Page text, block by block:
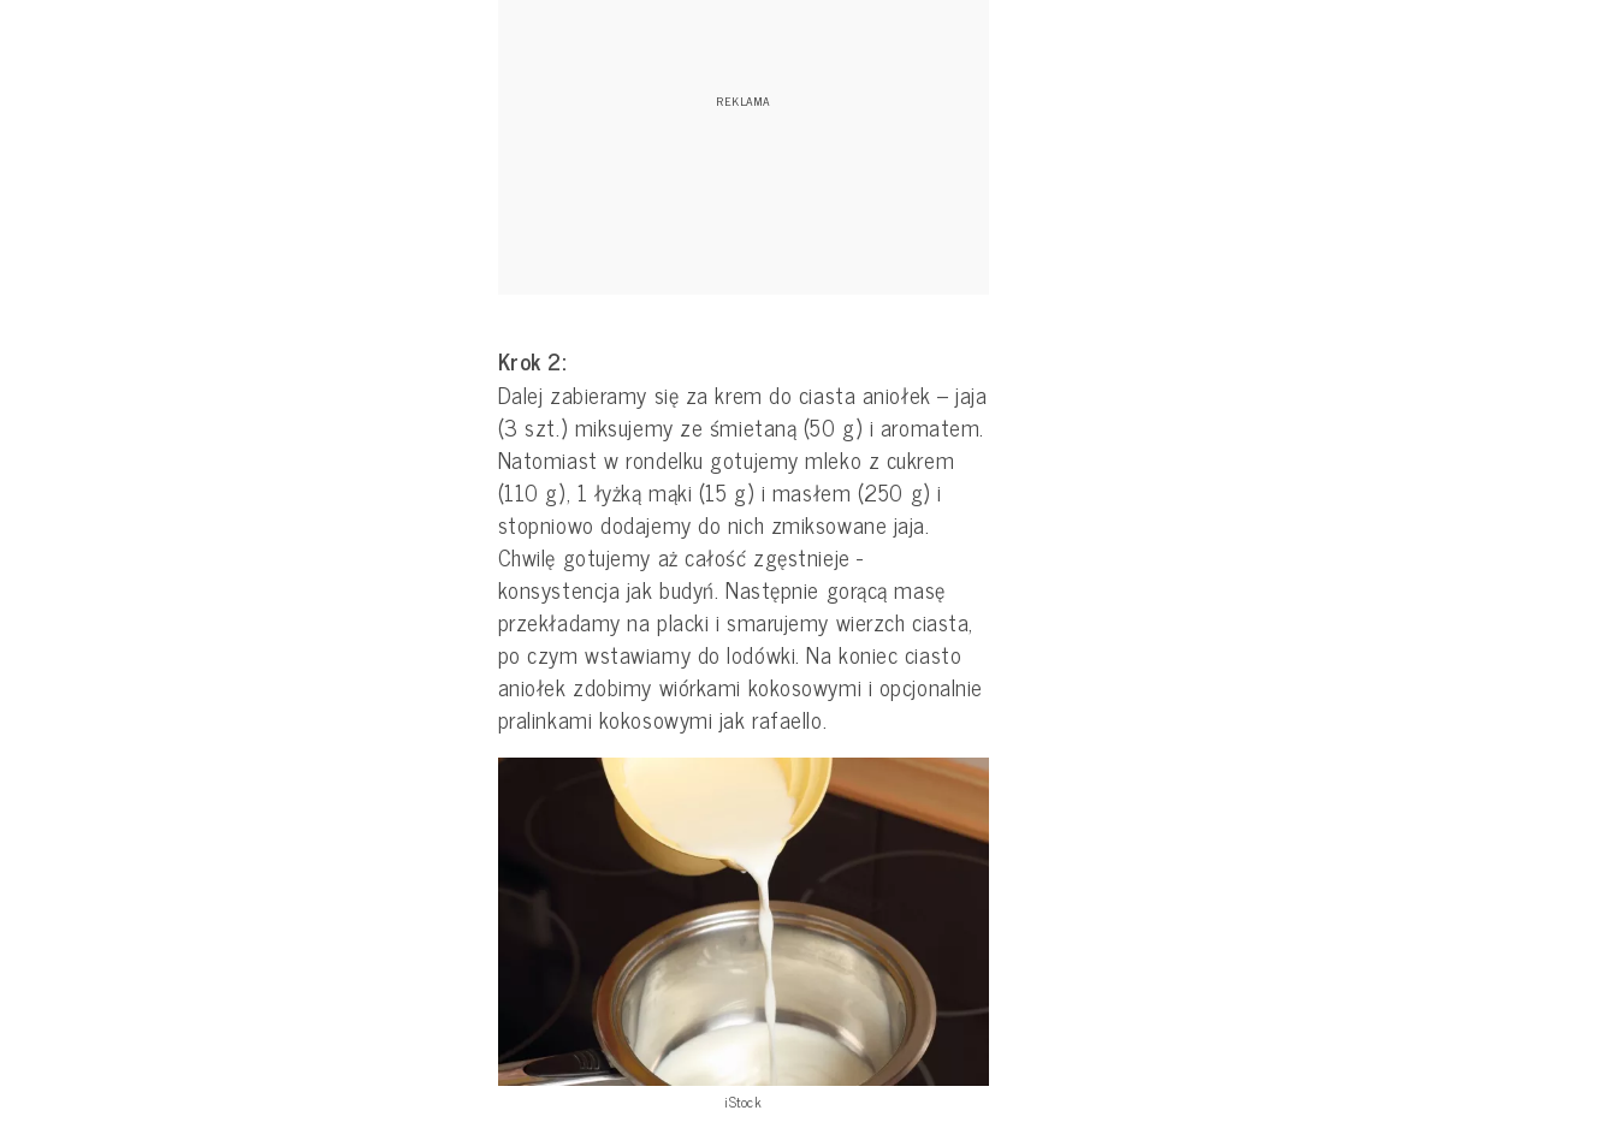
Krok 2:
Dalej zabieramy się za krem do ciasta aniołek – jaja
(3 szt.) miksujemy ze śmietaną (50 g) i aromatem.
Natomiast w rondelku gotujemy mleko z cukrem
(110 g), 1 łyżką mąki (15 g) i masłem (250 g) i
stopniowo dodajemy do nich zmiksowane jaja.
Chwilę gotujemy aż całość zgęstnieje -
konsystencja jak budyń. Następnie gorącą masę
przekładamy na placki i smarujemy wierzch ciasta,
po czym wstawiamy do lodówki. Na koniec ciasto
aniołek zdobimy wiórkami kokosowymi i opcjonalnie
pralinkami kokosowymi jak rafaello.
iStock